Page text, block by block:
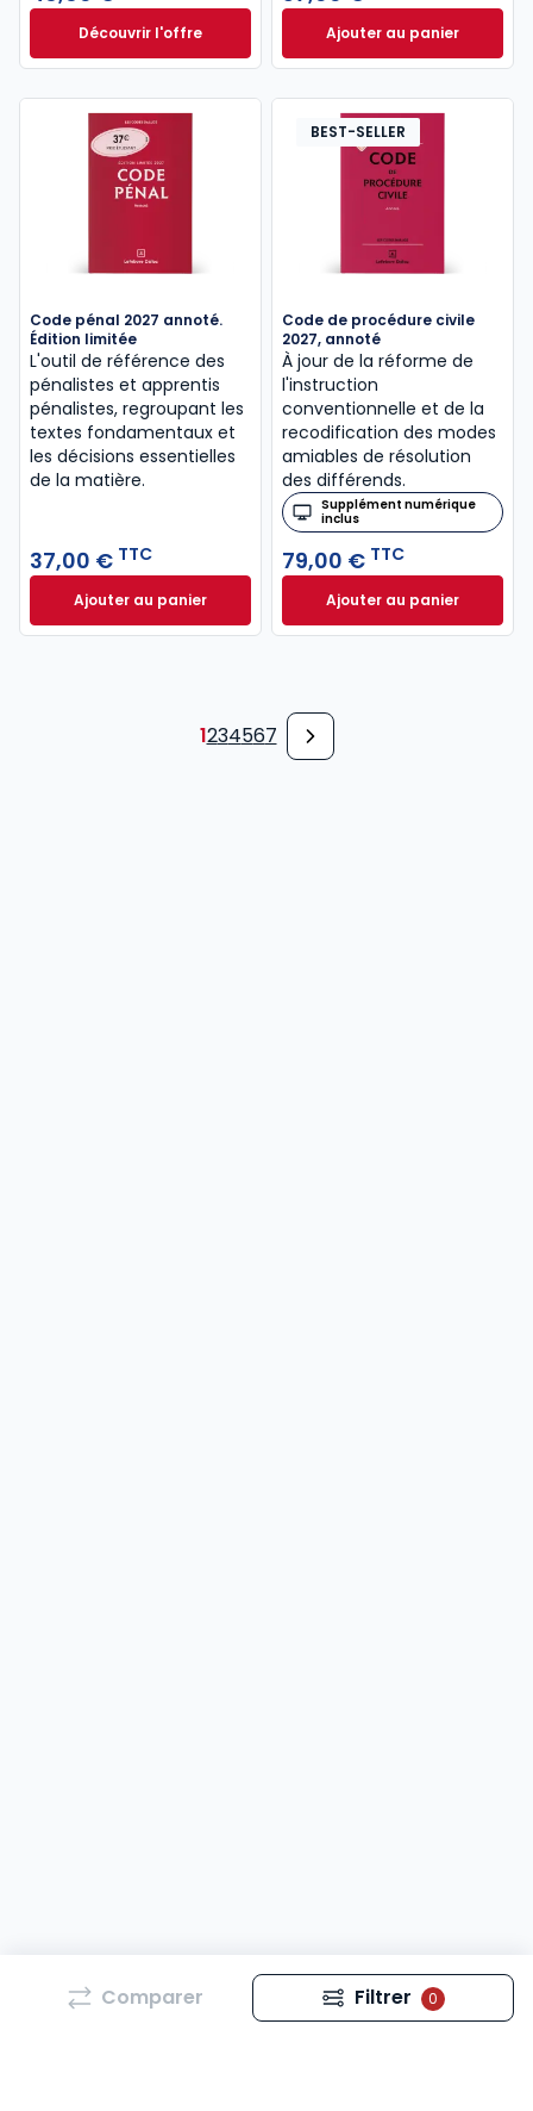
Comparer Filtrer 0
Découvrir l'offreLe guide pénal 2026. 27e éd. à partir de
Dès
Ajouter au panier
Code de
Code pénal 2027 annoté.
Édition limitée
L'outil de référence des
pénalistes et apprentis
pénalistes, regroupant les
textes fondamentaux et
les décisions essentielles
de la matière.
37,00 € TTC
Ajouter au panierCode pénal 2027 annoté. Édition limitée à 37,00 €
BEST-SELLER
Code de procédure civile
2027, annoté
À jour de la réforme de
l'instruction
conventionnelle et de la
recodification des modes
amiables de résolution
des différends.
Supplément numérique
inclus
79,00 € TTC
Ajouter au panier
Code de
1234567